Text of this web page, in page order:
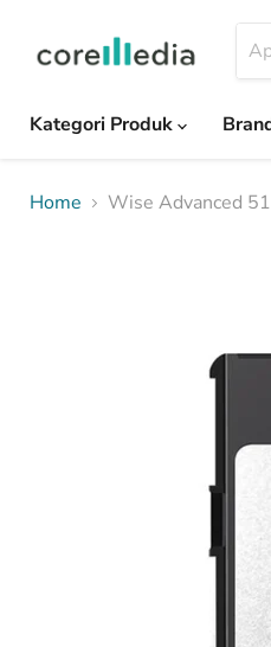
Kategori Produk
Home Wise Advanced